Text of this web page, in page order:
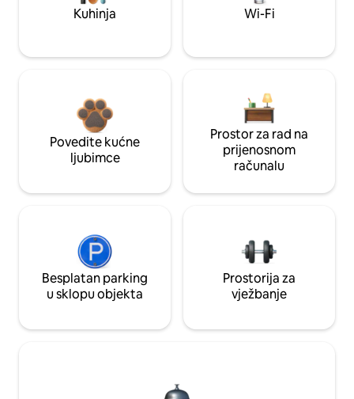
Kuhinja Wi-Fi
Povedite kućne
ljubimce
Prostor za rad na
prijenosnom
računalu
Besplatan parking
u sklopu objekta
Prostorija za
vježbanje